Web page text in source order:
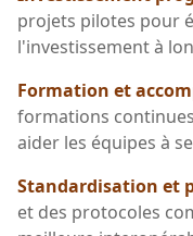
projets pilotes pour
l'investissement à
Formation et
formations
aider les équipes à
Standardisation et
et des protocoles